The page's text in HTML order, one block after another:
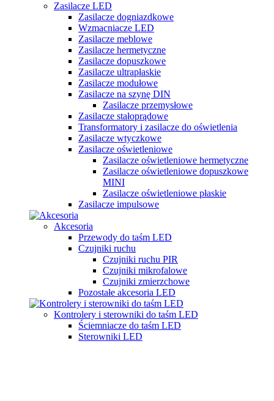
Zasilacze LED
Zasilacze dogniazdkowe
Wzmacniacze LED
Zasilacze meblowe
Zasilacze hermetyczne
Zasilacze dopuszkowe
Zasilacze ultrapłaskie
Zasilacze modułowe
Zasilacze na szynę DIN
Zasilacze przemysłowe
Zasilacze stałoprądowe
Transformatory i zasilacze do oświetlenia
Zasilacze wtyczkowe
Zasilacze oświetleniowe
Zasilacze oświetleniowe hermetyczne
Zasilacze oświetleniowe dopuszkowe
MINI
Zasilacze oświetleniowe płaskie
Zasilacze impulsowe
Akcesoria
Przewody do taśm LED
Czujniki ruchu
Czujniki ruchu PIR
Czujniki mikrofalowe
Czujniki zmierzchowe
Pozostałe akcesoria LED
Kontrolery i sterowniki do taśm LED
Ściemniacze do taśm LED
Sterowniki LED